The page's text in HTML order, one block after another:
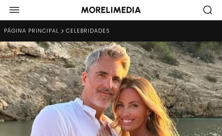
PÁGINA PRINCIPAL CELEBRIDADES